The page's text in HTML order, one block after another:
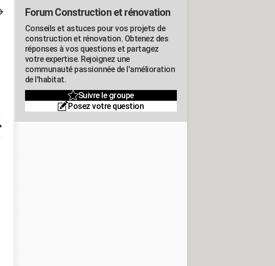
Forum Construction et rénovation
Conseils et astuces pour vos projets de
construction et rénovation. Obtenez des
réponses à vos questions et partagez
votre expertise. Rejoignez une
communauté passionnée de l'amélioration
de l'habitat.
Suivre le groupe
Posez votre question